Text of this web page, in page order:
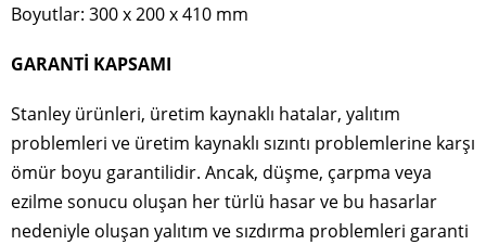
Boyutlar: 300 x 200 x 410 mm
GARANTİ KAPSAMI
Stanley ürünleri, üretim kaynaklı hatalar, yalıtım
problemleri ve üretim kaynaklı sızıntı problemlerine karşı
ömür boyu garantilidir. Ancak, düşme, çarpma veya
ezilme sonucu oluşan her türlü hasar ve bu hasarlar
nedeniyle oluşan yalıtım ve sızdırma problemleri garanti